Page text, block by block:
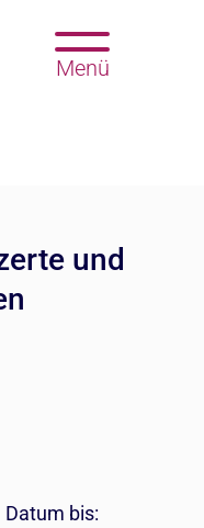
Menü
und
Datum bis: